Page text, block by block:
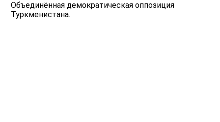
Объединённая демократическая оппозиция
Туркменистана.